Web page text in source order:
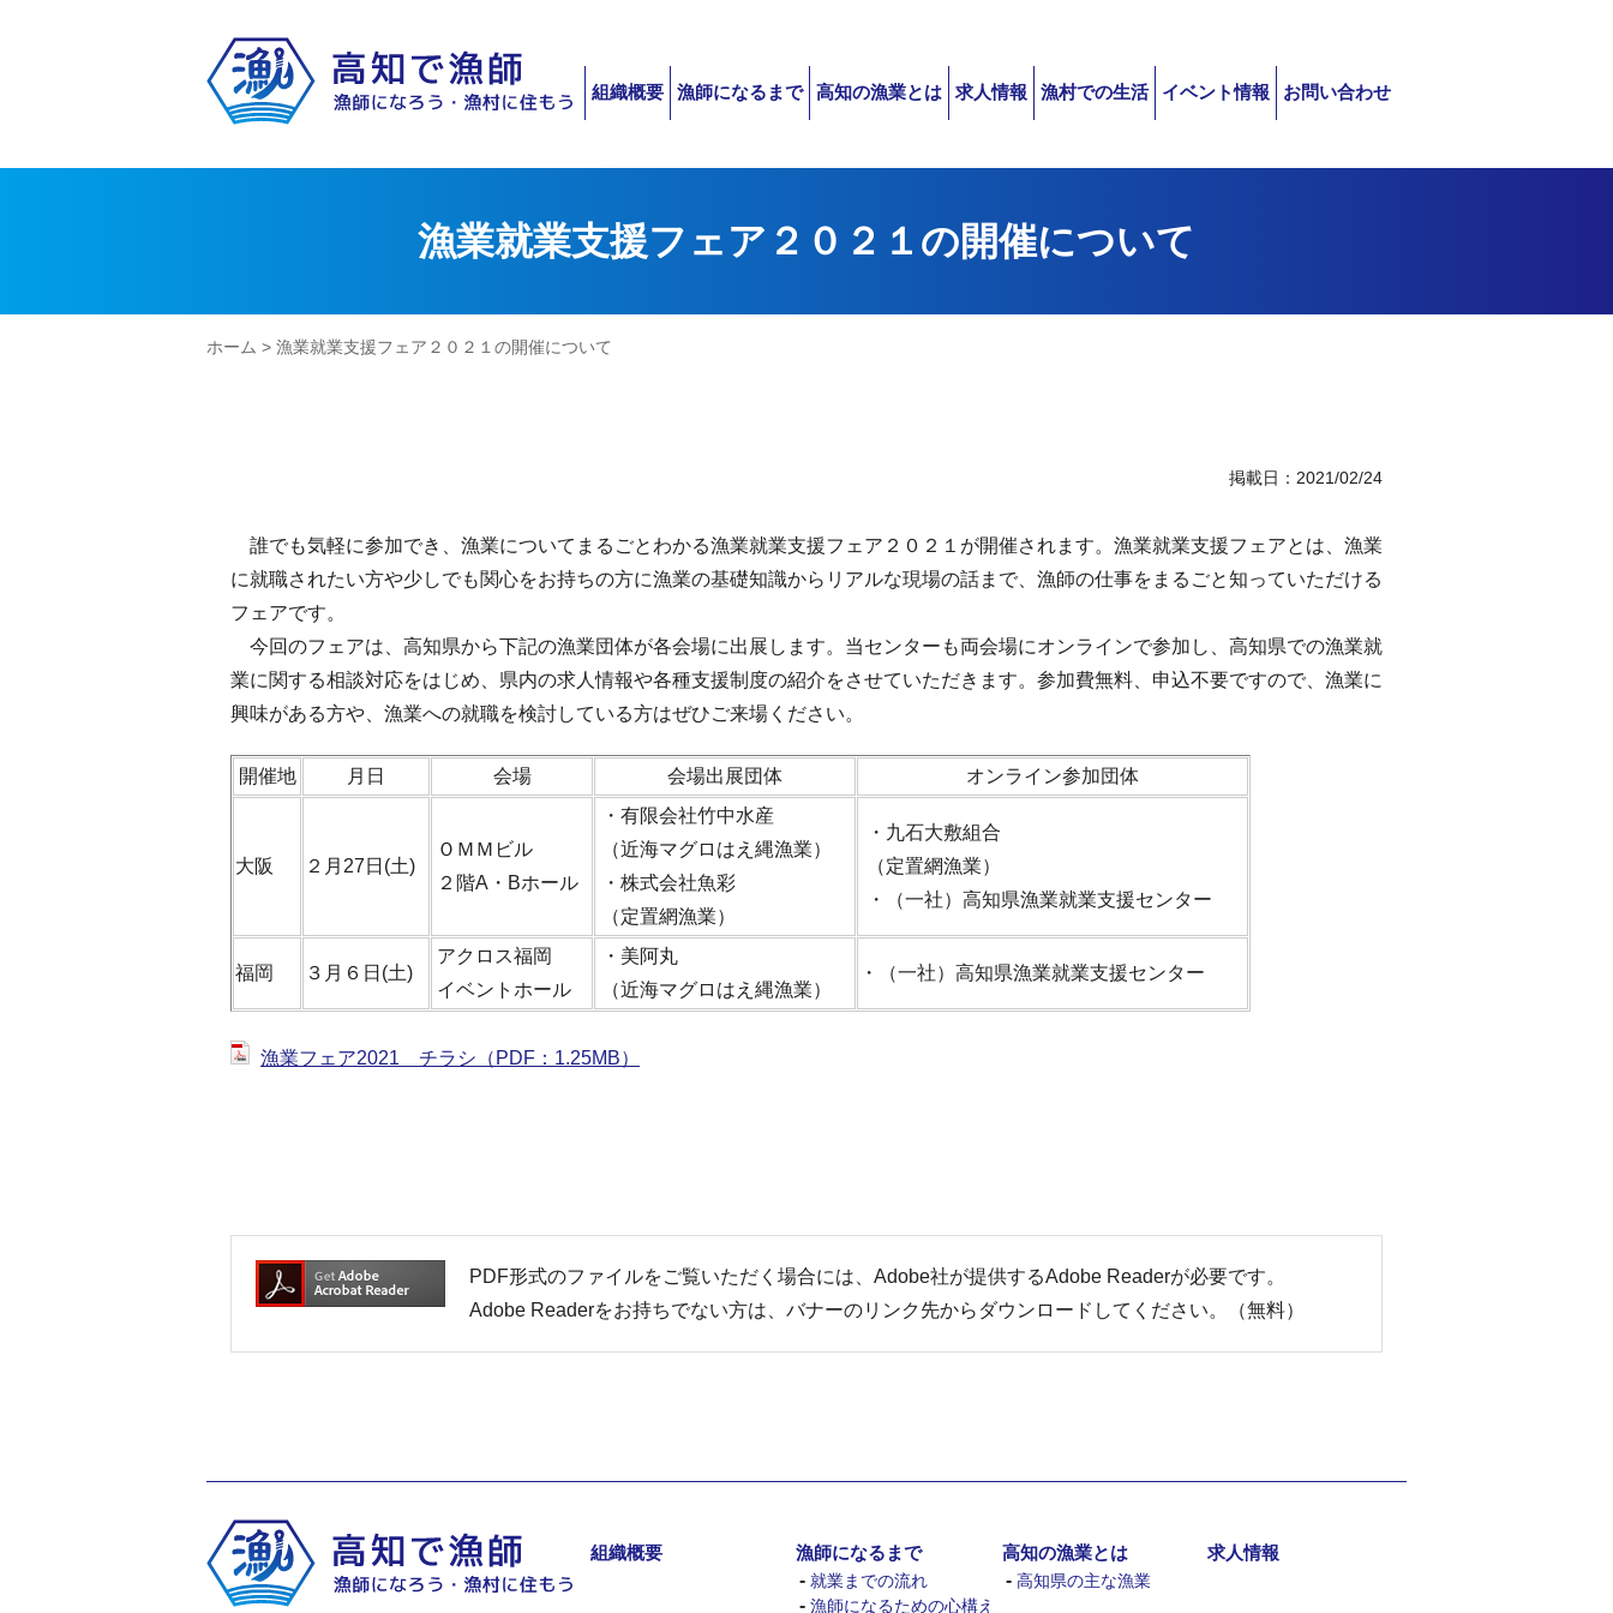
組織概要 漁師になるまで 高知の漁業とは 求人情報 漁村での生活 イベント情報 お問い合わせ
漁業就業支援フェア２０２１の開催について
ホーム > 漁業就業支援フェア２０２１の開催について
掲載日：2021/02/24
誰でも気軽に参加でき、漁業についてまるごとわかる漁業就業支援フェア２０２１が開催されます。漁業就業支援フェアとは、漁業
に就職されたい方や少しでも関心をお持ちの方に漁業の基礎知識からリアルな現場の話まで、漁師の仕事をまるごと知っていただける
フェアです。
今回のフェアは、高知県から下記の漁業団体が各会場に出展します。当センターも両会場にオンラインで参加し、高知県での漁業就
業に関する相談対応をはじめ、県内の求人情報や各種支援制度の紹介をさせていただきます。参加費無料、申込不要ですので、漁業に
興味がある方や、漁業への就職を検討している方はぜひご来場ください。
開催地 月日 会場 会場出展団体 オンライン参加団体
大阪 ２月27日(土)
ＯＭＭビル
２階A・Bホール
・有限会社竹中水産
（近海マグロはえ縄漁業）
・株式会社魚彩
（定置網漁業）
・九石大敷組合
（定置網漁業）
・（一社）高知県漁業就業支援センター
福岡 ３月６日(土)
アクロス福岡
イベントホール
・美阿丸
（近海マグロはえ縄漁業）
・（一社）高知県漁業就業支援センター
漁業フェア2021 チラシ（PDF：1.25MB）
PDF形式のファイルをご覧いただく場合には、Adobe社が提供するAdobe Readerが必要です。
Adobe Readerをお持ちでない方は、バナーのリンク先からダウンロードしてください。（無料）
組織概要
漁師になるまで
-就業までの流れ
-漁師になるための心構え
高知の漁業とは
- 高知県の主な漁業
求人情報